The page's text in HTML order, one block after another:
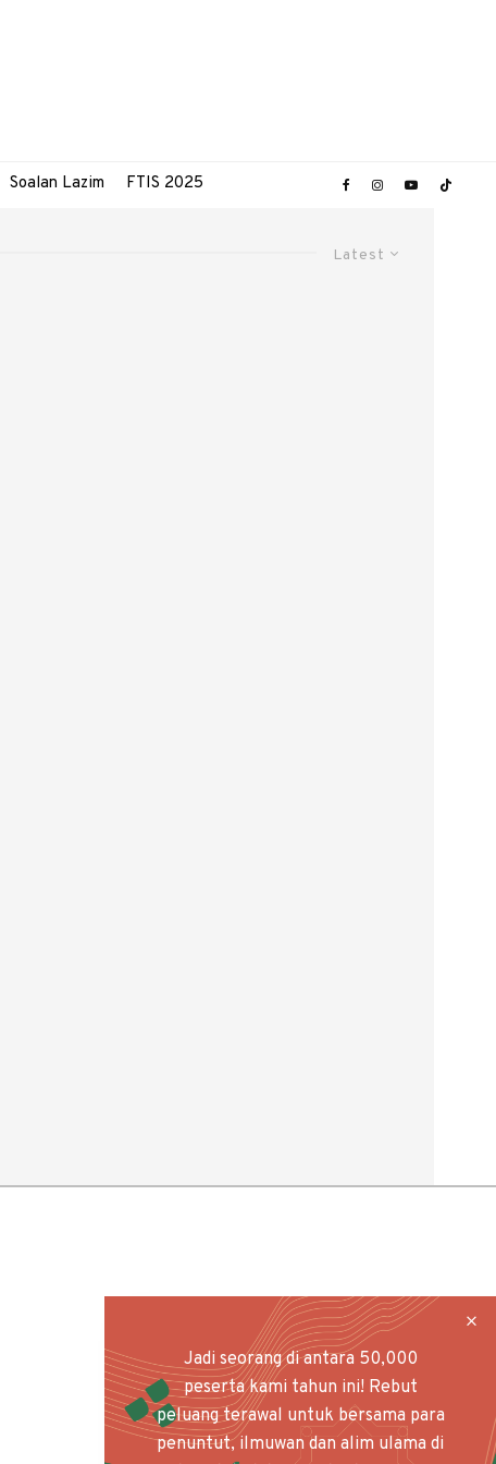
Soalan Lazim FTIS 2025
Latest
Jadi seorang di antara 50,000
peserta kami tahun ini! Rebut
peluang terawal untuk bersama para
penuntut, ilmuwan dan alim ulama di